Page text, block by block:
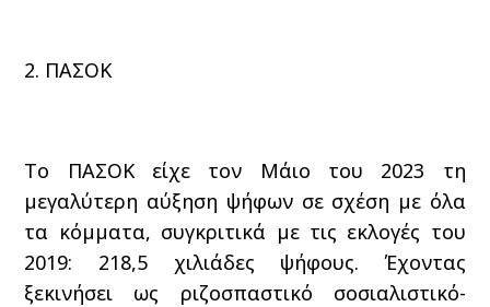
2. ΠΑΣΟΚ
Το ΠΑΣΟΚ είχε τον Μάιο του 2023 τη
μεγαλύτερη αύξηση ψήφων σε σχέση με όλα
τα κόμματα, συγκριτικά με τις εκλογές του
2019: 218,5 χιλιάδες ψήφους. Έχοντας
ξεκινήσει ως ριζοσπαστικό σοσιαλιστικό-